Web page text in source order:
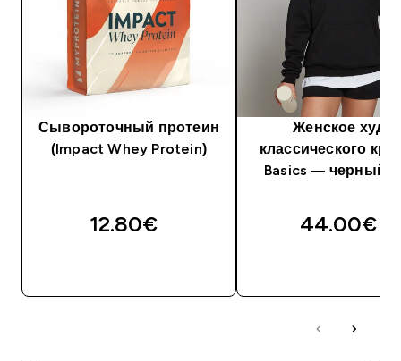
Сывороточный протеин
(Impact Whey Protein)
12.80€‎
Женское худи
классического
Basics — черный
44.00€‎